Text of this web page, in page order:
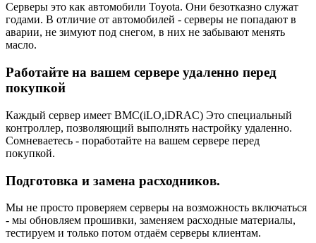
Серверы это как автомобили Toyota. Они безотказно служат
годами. В отличие от автомобилей - серверы не попадают в
аварии, не зимуют под снегом, в них не забывают менять
масло.
Работайте на вашем сервере удаленно перед
покупкой
Каждый сервер имеет BMC(iLO,iDRAC) Это специальный
контроллер, позволяющий выполнять настройку удаленно.
Сомневаетесь - поработайте на вашем сервере перед
покупкой.
Подготовка и замена расходников.
Мы не просто проверяем серверы на возможность включаться
- мы обновляем прошивки, заменяем расходные материалы,
тестируем и только потом отдаём серверы клиентам.